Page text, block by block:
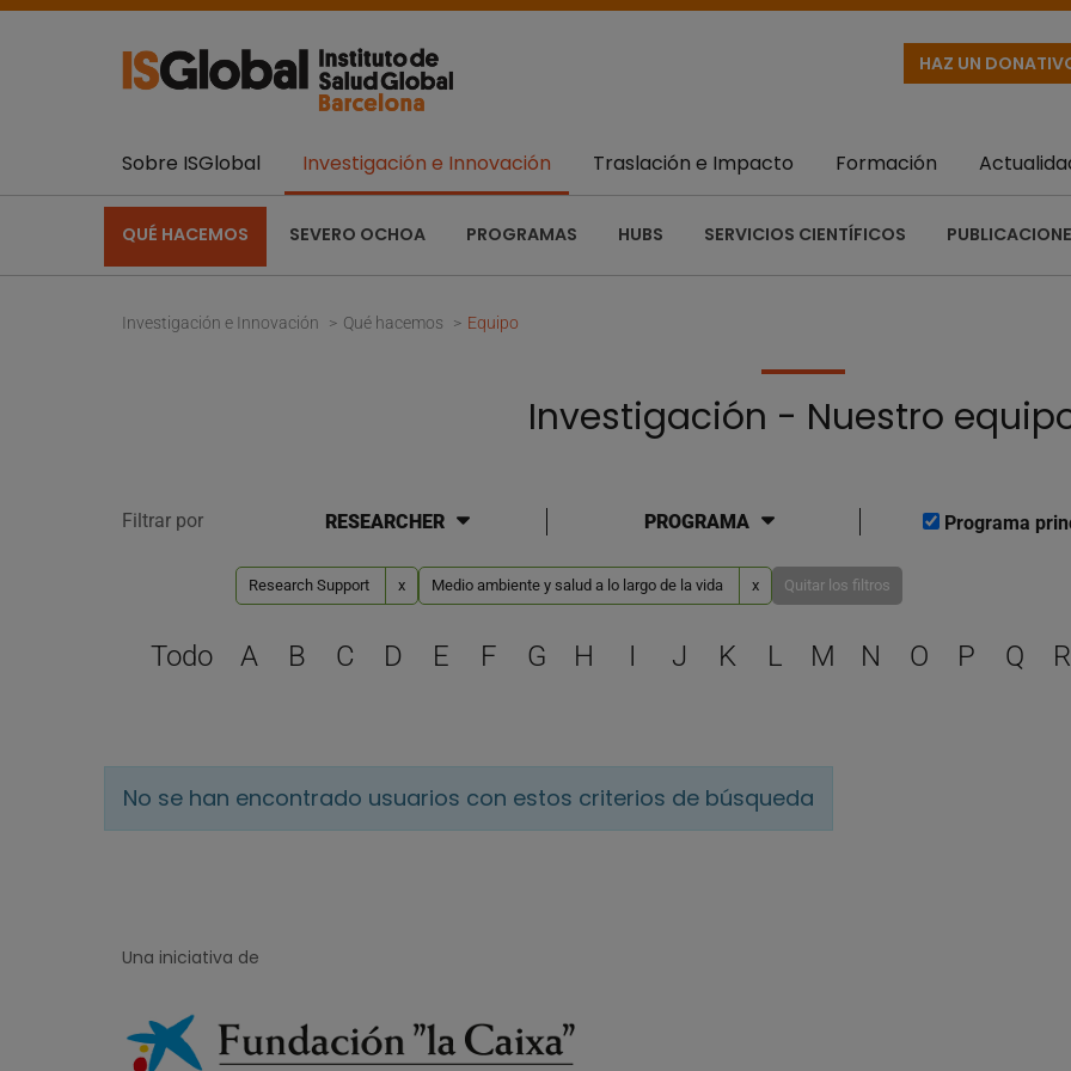
HAZ UN
Sobre ISGlobal Investigación e Innovación
QUÉ HACEMOS SEVERO OCHOA PROGRAMAS HUBS SERVICIOS CIENTÍFICOS
Traslación e Impacto Formación
Investigación e Innovación Qué hacemos Equipo
Investigación - Nuestro
Filtrar por RESEARCHER PROGRAMA Programa
Research Support x Medio ambiente y salud a lo largo de la vida x Quitar los filtros
Selecciona una letra
Todo A B C D E F G H I J K L M N O P Q R
No se han encontrado usuarios con estos criterios de búsqueda
Una iniciativa de